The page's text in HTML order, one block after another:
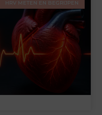
HRV METEN EN BEGRIJPEN